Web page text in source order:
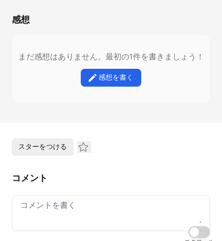
感想
まだ感想はありません。最初の1件を書きましょう！
感想を書く
スターをつける
コメント
Your comment